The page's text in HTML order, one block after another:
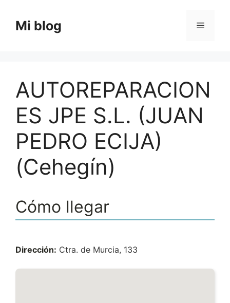
contenido
Mi blog Menú
AUTOREPARACION
ES JPE S.L. (JUAN
PEDRO ECIJA)
(Cehegín)
Cómo llegar
Dirección: Ctra. de Murcia, 133